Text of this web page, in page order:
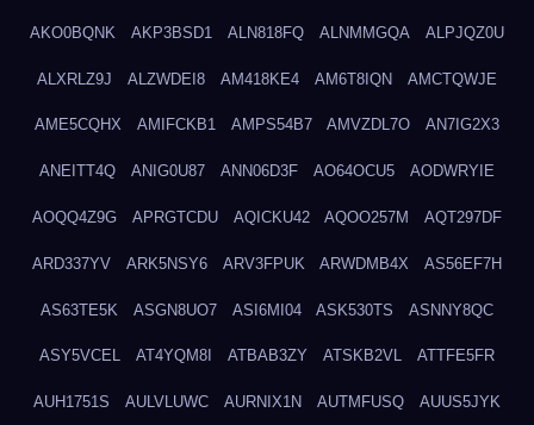
AKO0BQNK AKP3BSD1 ALN818FQ ALNMMGQA ALPJQZ0U
ALXRLZ9J ALZWDEI8 AM418KE4 AM6T8IQN AMCTQWJE
AME5CQHX AMIFCKB1 AMPS54B7 AMVZDL7O AN7IG2X3
ANEITT4Q ANIG0U87 ANN06D3F AO64OCU5 AODWRYIE
AOQQ4Z9G APRGTCDU AQICKU42 AQOO257M AQT297DF
ARD337YV ARK5NSY6 ARV3FPUK ARWDMB4X AS56EF7H
AS63TE5K ASGN8UO7 ASI6MI04 ASK530TS ASNNY8QC
ASY5VCEL AT4YQM8I ATBAB3ZY ATSKB2VL ATTFE5FR
AUH1751S AULVLUWC AURNIX1N AUTMFUSQ AUUS5JYK